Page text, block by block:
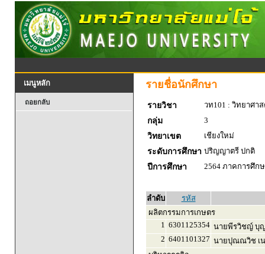
เมนูหลัก
ถอยกลับ
รายชื่อนักศึกษา
รายวิชา
วท101 : วิทยาศา
กลุ่ม
3
วิทยาเขต
เชียงใหม่
ระดับการศึกษา ปริญญาตรี ปกติ
ปีการศึกษา
2564 ภาคการศึก
ลำดับ
รหัส
ผลิตกรรมการเกษตร
1 6301125354 นายพีรวิชญ์ บุญ
2 6401101327 นายปุณณวิช เ